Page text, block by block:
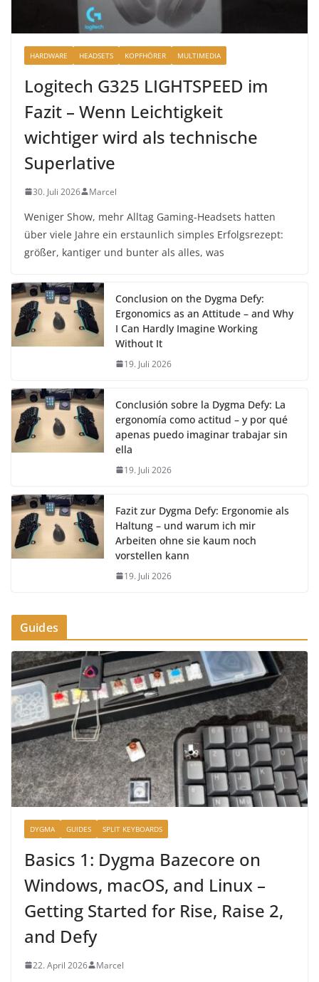
HARDWARE HEADSETS KOPFHÖRER MULTIMEDIA
Logitech G325 LIGHTSPEED im
Fazit – Wenn Leichtigkeit
wichtiger wird als technische
Superlative
30. Juli 2026 Marcel
Weniger Show, mehr Alltag Gaming-Headsets hatten
über viele Jahre ein erstaunlich simples Erfolgsrezept:
größer, kantiger und bunter als alles, was
Conclusion on the Dygma Defy:
Ergonomics as an Attitude – and Why
I Can Hardly Imagine Working
Without It
19. Juli 2026
Conclusión sobre la Dygma Defy: La
ergonomía como actitud – y por qué
apenas puedo imaginar trabajar sin
ella
19. Juli 2026
Fazit zur Dygma Defy: Ergonomie als
Haltung – und warum ich mir
Arbeiten ohne sie kaum noch
vorstellen kann
19. Juli 2026
Guides
DYGMA GUIDES SPLIT KEYBOARDS
Basics 1: Dygma Bazecore on
Windows, macOS, and Linux –
Getting Started for Rise, Raise 2,
and Defy
22. April 2026 Marcel